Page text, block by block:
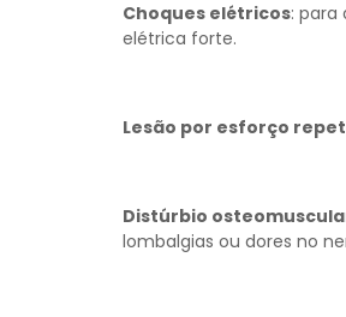
Choques elétricos: para
elétrica forte.
Lesão por esforço
Distúrbio
lombalgias ou dores no